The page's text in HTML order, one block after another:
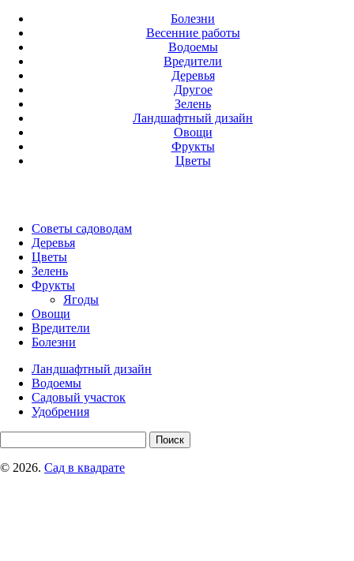
Болезни
Весенние работы
Водоемы
Вредители
Деревья
Другое
Зелень
Ландшафтный дизайн
Овощи
Фрукты
Цветы
Советы садоводам
Деревья
Цветы
Зелень
Фрукты
Ягоды
Овощи
Вредители
Болезни
Ландшафтный дизайн
Водоемы
Садовый участок
Удобрения
© 2026. Сад в квадрате